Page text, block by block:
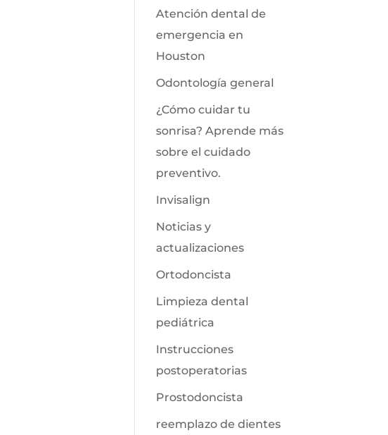
Atención dental de
emergencia en
Houston
Odontología general
¿Cómo cuidar tu
sonrisa? Aprende más
sobre el cuidado
preventivo.
Invisalign
Noticias y
actualizaciones
Ortodoncista
Limpieza dental
pediátrica
Instrucciones
postoperatorias
Prostodoncista
reemplazo de dientes